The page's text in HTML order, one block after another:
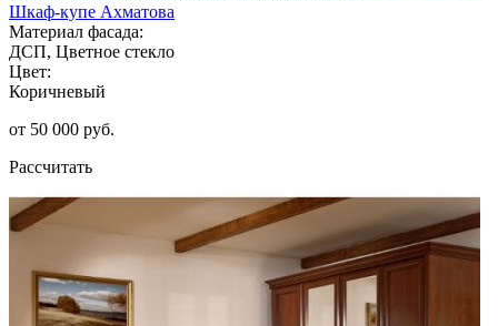
Шкаф-купе Ахматова
Материал фасада:
ДСП, Цветное стекло
Цвет:
Коричневый
от 50 000 руб.
Рассчитать